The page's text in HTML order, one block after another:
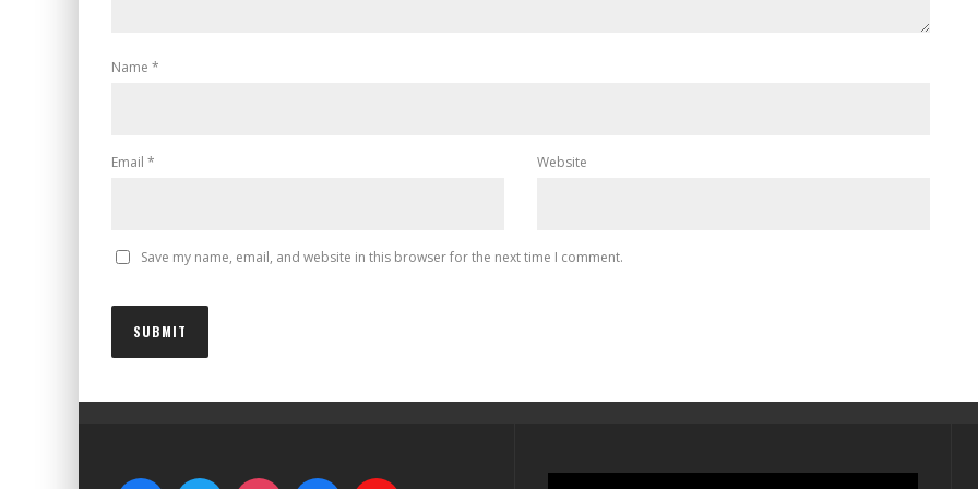
Name *
Email * Website
Save my name, email, and website in this browser for the next time I comment.